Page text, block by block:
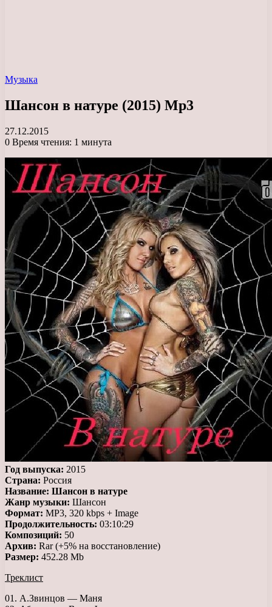
Музыка
Шансон в натуре (2015) Mp3
27.12.2015
0 Время чтения: 1 минута
Год выпуска: 2015
Страна: Россия
Название: Шансон в натуре
Жанр музыки: Шансон
Формат: MP3, 320 kbps + Image
Продолжительность: 03:10:29
Композиций: 50
Архив: Rar (+5% на восстановление)
Размер: 452.28 Mb
Треклист
01. А.Звинцов — Маня